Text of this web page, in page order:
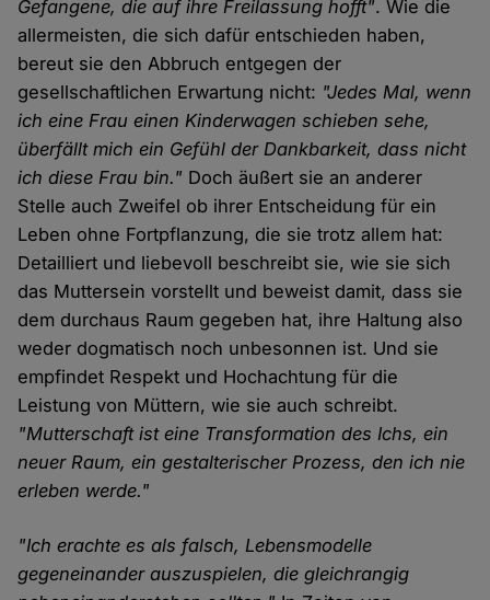
Gefangene, die auf ihre Freilassung hofft". Wie die
allermeisten, die sich dafür entschieden haben,
bereut sie den Abbruch entgegen der
gesellschaftlichen Erwartung nicht: "Jedes Mal, wenn
ich eine Frau einen Kinderwagen schieben sehe,
überfällt mich ein Gefühl der Dankbarkeit, dass nicht
ich diese Frau bin." Doch äußert sie an anderer
Stelle auch Zweifel ob ihrer Entscheidung für ein
Leben ohne Fortpflanzung, die sie trotz allem hat:
Detailliert und liebevoll beschreibt sie, wie sie sich
das Muttersein vorstellt und beweist damit, dass sie
dem durchaus Raum gegeben hat, ihre Haltung also
weder dogmatisch noch unbesonnen ist. Und sie
empfindet Respekt und Hochachtung für die
Leistung von Müttern, wie sie auch schreibt.
"Mutterschaft ist eine Transformation des Ichs, ein
neuer Raum, ein gestalterischer Prozess, den ich nie
erleben werde."
"Ich erachte es als falsch, Lebensmodelle
gegeneinander auszuspielen, die gleichrangig